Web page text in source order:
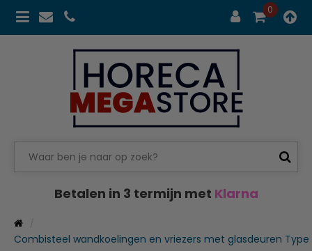
0
Betalen in 3 termijn met Klarna
Combisteel wandkoelingen en vriezers met glasdeuren Type